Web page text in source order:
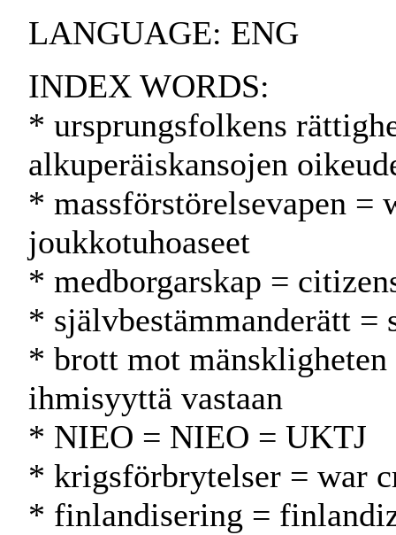
LANGUAGE: ENG
INDEX WORDS:
* ursprungsfolkens
alkuperäiskansojen
* massförstörelsevapen =
joukkotuhoaseet
* medborgarskap =
* självbestämmanderätt =
* brott mot
ihmisyyttä vastaan
* NIEO = NIEO = UKTJ
* krigsförbrytelser = war
* finlandisering =